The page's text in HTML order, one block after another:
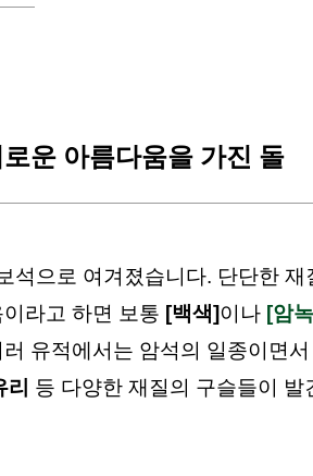
신비로운 아름다움을 가진 돌
보석으로 여겨졌습니다.
단단한 재
라고 하면 보통 [백색]이나 [암
유적에서는 암석의 일종이면
리 등 다양한 재질의 구슬들이